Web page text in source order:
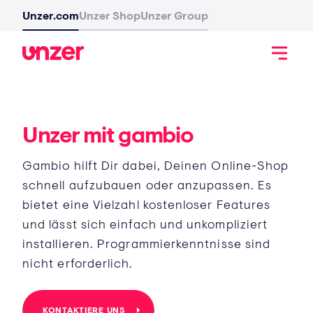
Unzer.comUnzer ShopUnzer Group
Unzer mit gambio
Gambio hilft Dir dabei, Deinen Online-Shop
schnell aufzubauen oder anzupassen. Es
bietet eine Vielzahl kostenloser Features
und lässt sich einfach und unkompliziert
installieren. Programmierkenntnisse sind
nicht erforderlich.
KONTAKTIERE UNS